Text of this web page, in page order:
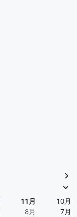
11月
10月
8月
7月